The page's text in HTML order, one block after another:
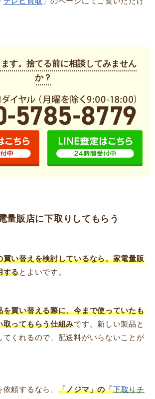
す。捨てる前に相談してみません
か？
量販店に下取りしてもらう
買い替えを検討しているなら、家電量販
するとよいです。
を買い替える際に、今まで使っていたも
取ってもらう仕組みです。新しい製品と
てくれるので、配送料がいらないことが
頼するなら、 「ノジマ」の「下取りチ